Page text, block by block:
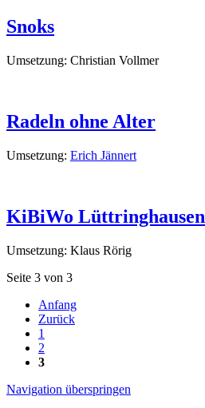
Snoks
Umsetzung: Christian Vollmer
Radeln ohne Alter
Umsetzung: Erich Jännert
KiBiWo Lüttringhausen
Umsetzung: Klaus Rörig
Seite 3 von 3
Anfang
Zurück
1
2
3
Navigation überspringen